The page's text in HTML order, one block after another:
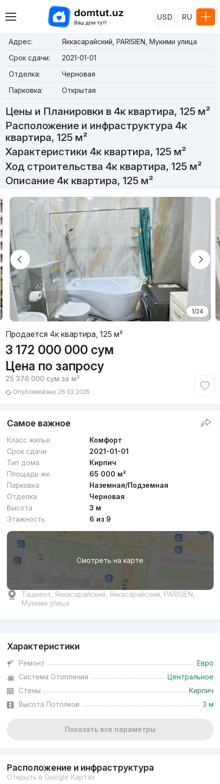
USD RU
Адрес:
Яккасарайский, PARISIEN, Мукими улица
Срок сдачи:
2021-01-01
Отделка:
Черновая
Парковка:
Открытая
Цены и Планировки в 4к квартира, 125 м²
Расположение и инфраструктура 4к
квартира, 125 м²
Характеристики 4к квартира, 125 м²
Ход строительства 4к квартира, 125 м²
Описание 4к квартира, 125 м²
1/24
Продается 4к квартира, 125 м²
3 172 000 000 сум
Цена по запросу
25 376 000 сум за м²
Опубликовано 26.02.2025
Самое важное
Класс жилья
Комфорт
Срок сдачи
2021-01-01
Тип дома
Кирпич
Площадь жк
65 000 м²
Парковка
Наземная/Подземная
Отделка
Черновая
Высота
3 м
Этажность
6 из 9
Смотреть на карте
Ташкент, Яккасарайский, Яккасарайский, PARISIEN,
Мукими улица
Характеристики
Ремонт
Евро
Система Отопления
Центральное
Стены
Кирпич
Высота Потолков
3 м
Показать все параметры
Расположение и инфраструктура
Открыть в Google Картах